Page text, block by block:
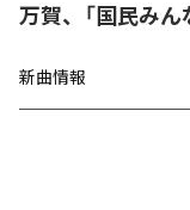
万賀、「国民み
新曲情報